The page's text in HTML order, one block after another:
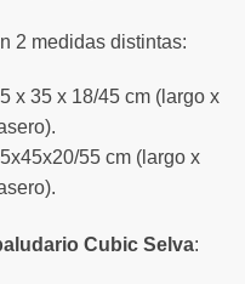
2 medidas distintas:
x 35 x 18/45 cm (largo x
55 cm (largo x
Cubic Selva: